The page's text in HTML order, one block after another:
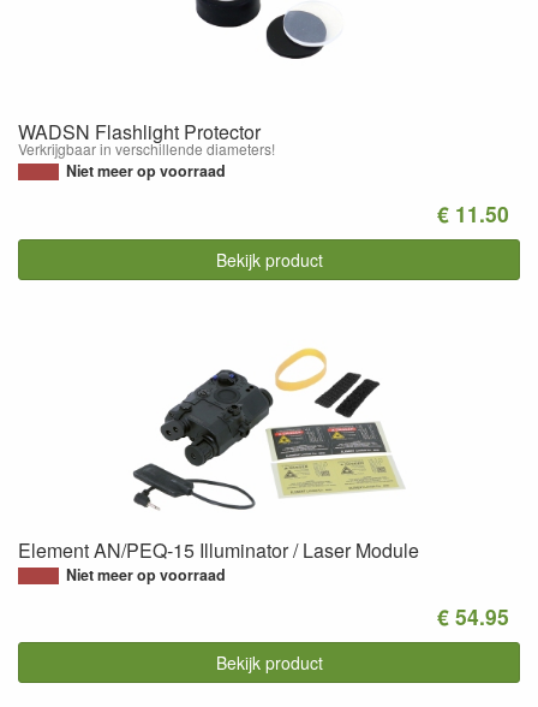
WADSN Flashlight Protector
Verkrijgbaar in verschillende diameters!
Niet meer op voorraad
€ 11.50
Bekijk product
Element AN/PEQ-15 Illuminator / Laser Module
Niet meer op voorraad
€ 54.95
Bekijk product